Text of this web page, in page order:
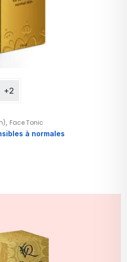
+2
Face Tonic
à normales